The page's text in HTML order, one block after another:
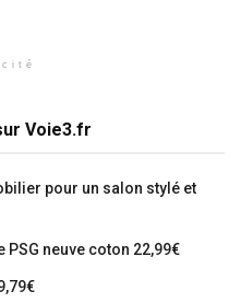
Voie3.fr
pour un salon stylé et
PSG neuve coton 22,99€